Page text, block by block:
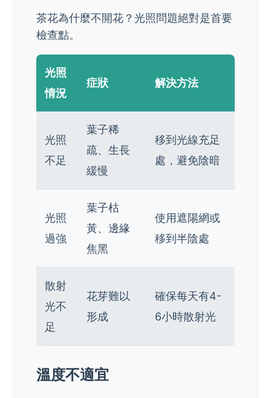
茶花為什麼不開花？光照問題絕對是首要
檢查點。
光照
情況
症狀 解決方法
光照
不足
葉子稀
疏、生長
緩慢
移到光線充足
處，避免陰暗
光照
過強
葉子枯
黃、邊緣
焦黑
使用遮陽網或
移到半陰處
散射
光不
足
花芽難以
形成
確保每天有4-
6小時散射光
溫度不適宜